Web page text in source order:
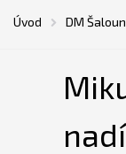
Úvod DM